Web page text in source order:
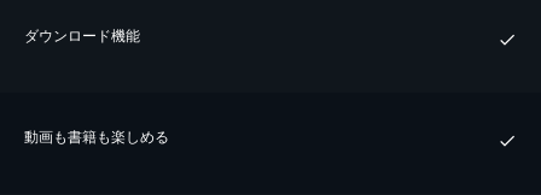
ダウンロード機能
動画も書籍も楽しめる